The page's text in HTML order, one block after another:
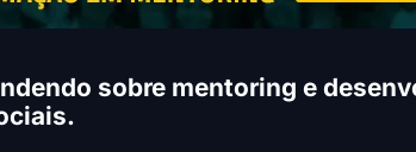
sobre mentoring e